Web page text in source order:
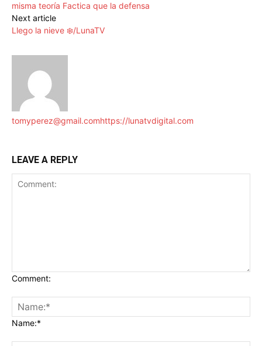
misma teoría Factica que la defensa
Next article
Llego la nieve ❄️/LunaTV
tomyperez@gmail.comhttps://lunatvdigital.com
LEAVE A REPLY
Comment:
Name:*